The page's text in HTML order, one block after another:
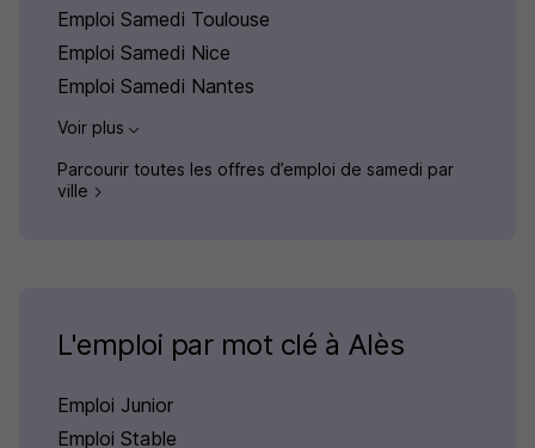
Emploi Samedi Toulouse
Emploi Samedi Nice
Emploi Samedi Nantes
Voir plus
Parcourir toutes les offres d’emploi de samedi par
ville
L'emploi par mot clé à Alès
Emploi Junior
Emploi Stable